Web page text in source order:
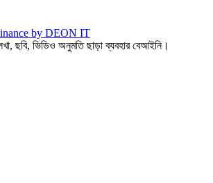
by DEON IT
ছবি, ভিডিও অনুমতি ছাড়া ব্যবহার বেআইনি।